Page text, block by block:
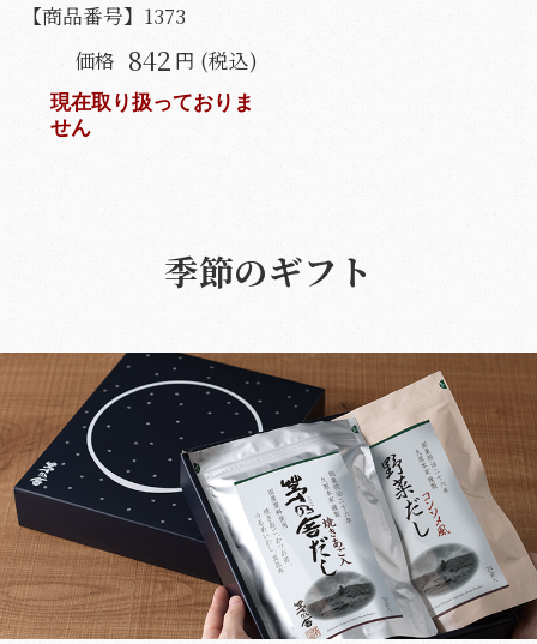
【商品番号】 1373
価格 842 円 (税込)
現在取り扱っておりま
せん
季節のギフト